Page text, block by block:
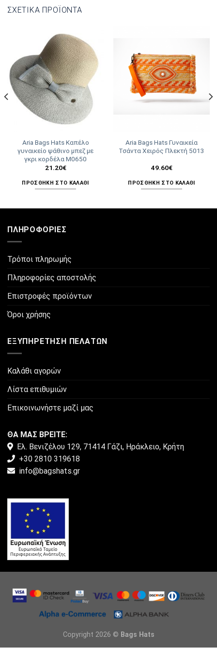
ΣΧΕΤΙΚΆ ΠΡΟΪΌΝΤΑ
Aria Bags Hats Καπέλο
γυναικείο ψάθινο μπεζ με
γκρι κορδέλα Μ0650
21.20€
ΠΡΟΣΘΉΚΗ ΣΤΟ ΚΑΛΆΘΙ
Aria Bags Hats Γυναικεία
Τσάντα Χειρός Πλεκτή 5013
49.60€
ΠΡΟΣΘΉΚΗ ΣΤΟ ΚΑΛΆΘΙ
ΠΛΗΡΟΦΟΡΊΕΣ
Τρόποι πληρωμής
Πληροφορίες αποστολής
Επιστροφές προϊόντων
Όροι χρήσης
ΕΞΥΠΗΡΈΤΗΣΗ ΠΕΛΑΤΏΝ
Καλάθι αγορών
Λίστα επιθυμιών
Επικοινωνήστε μαζί μας
ΘΑ ΜΑΣ ΒΡΕΙΤΕ:
Ελ. Βενιζέλου 129, 71414 Γάζι, Ηράκλειο, Κρήτη
+30 2810 319618
info@bagshats.gr
Copyright 2026 © Bags Hats